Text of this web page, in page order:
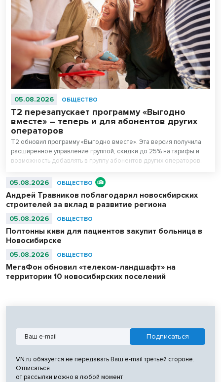
05.08.2026 ОБЩЕСТВО
Т2 перезапускает программу «Выгодно
вместе» – теперь и для абонентов других
операторов
T2 обновил программу «Выгодно вместе». Эта версия получила
расширенное управление группой, скидки до 25% на тарифы и
возможность добавлять в группу абонентов других операторов.
05.08.2026 ОБЩЕСТВО
Андрей Травников поблагодарил новосибирских
строителей за вклад в развитие региона
05.08.2026 ОБЩЕСТВО
Полтонны киви для пациентов закупит больница в
Новосибирске
05.08.2026 ОБЩЕСТВО
МегаФон обновил «телеком-ландшафт» на
территории 10 новосибирских поселений
VN.ru обязуется не передавать Ваш e-mail третьей стороне.
Отписаться
от рассылки можно в любой момент